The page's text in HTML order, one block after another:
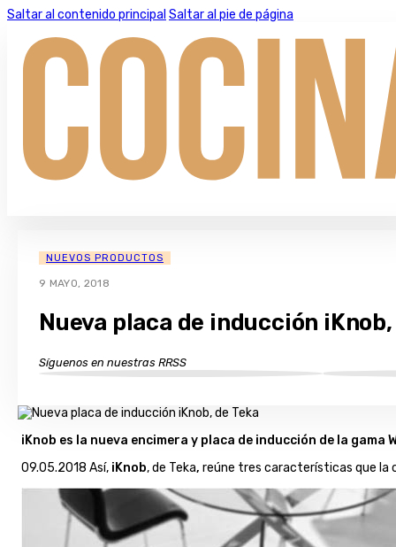
Saltar al contenido principal Saltar al pie de página
NUEVOS PRODUCTOS
9 MAYO, 2018
Nueva placa de inducción iKnob,
Síguenos en nuestras RRSS
iKnob es la nueva encimera y placa de inducción de la
09.05.2018 Así, iKnob, de Teka, reúne tres características que la